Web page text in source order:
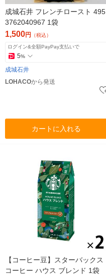
成城石井 フレンチロースト 495
3762040967 1袋
1,500円 （税込）
ログイン&全額PayPay支払いで
5%
成城石井
LOHACOから発送
カートに入れる
【コーヒー豆】スターバックス
コーヒー ハウス ブレンド 1袋